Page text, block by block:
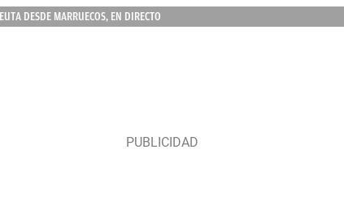
DESDE MARRUECOS, EN DIRECTO